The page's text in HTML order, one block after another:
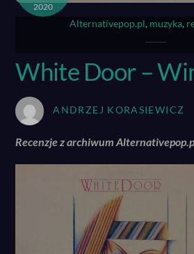
2020
Alternativepop.pl, muzyka,
White Door –
ANDRZEJ KORASIEWICZ
Recenzje z archiwum